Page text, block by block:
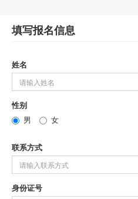
填写报名信息
姓名
性别
男
女
联系方式
身份证号